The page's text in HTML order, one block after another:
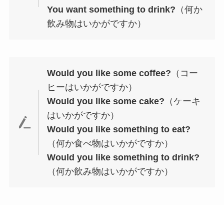
You want something to drink? （何か
飲み物はいかがですか）
Would you like some coffee? （コー
ヒーはいかがですか）
Would you like some cake? （ケーキ
はいかがですか）
Would you like something to eat?
（何か食べ物はいかがですか）
Would you like something to drink?
（何か飲み物はいかがですか）